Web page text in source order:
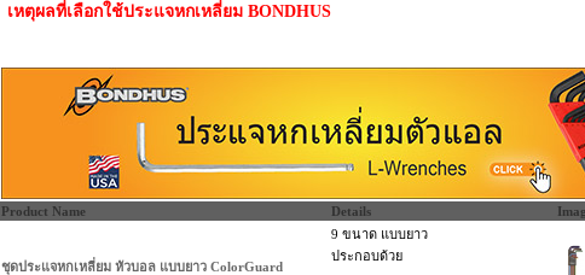
เหตุผลที่เลือกใช้ประแจหกเหลี่ยม BONDHUS
Product Name Details
ชุดประแจหกเหลี่ยม หัวบอล แบบยาว ColorGuard
9 ขนาด แบบยาว
ประกอบด้วย